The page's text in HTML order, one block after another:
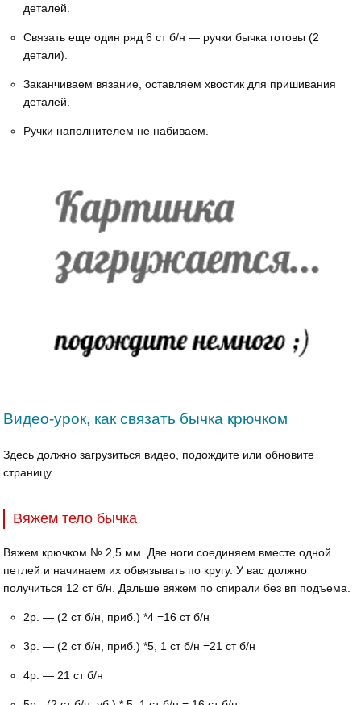
деталей.
Связать еще один ряд 6 ст б/н — ручки бычка готовы (2
детали).
Заканчиваем вязание, оставляем хвостик для пришивания
деталей.
Ручки наполнителем не набиваем.
Видео-урок, как связать бычка крючком
Здесь должно загрузиться видео, подождите или обновите
страницу.
Вяжем тело бычка
Вяжем крючком № 2,5 мм. Две ноги соединяем вместе одной
петлей и начинаем их обвязывать по кругу. У вас должно
получиться 12 ст б/н. Дальше вяжем по спирали без вп подъема.
2р. — (2 ст б/н, приб.) *4 =16 ст б/н
3р. — (2 ст б/н, приб.) *5, 1 ст б/н =21 ст б/н
4р. — 21 ст б/н